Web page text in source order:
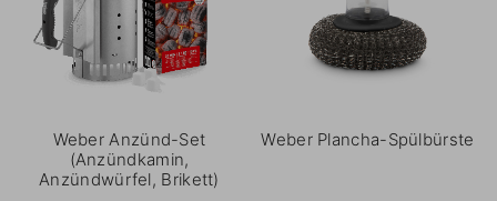
Weber Anzünd-Set
(Anzündkamin,
Anzündwürfel, Brikett)
Weber Plancha-Spülbürste